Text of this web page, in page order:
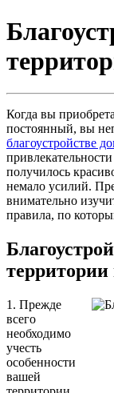
Когда вы
постоянный, вы
благоустройстве
получилось
немало усилий.
внимательно
правила, по
1. Прежде
всего
необходимо
учесть
особенности
вашей